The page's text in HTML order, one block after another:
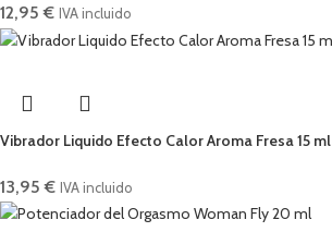
12,95€ IVA incluido
Vibrador Liquido Efecto Calor Aroma Fresa 15 ml
13,95€ IVA incluido